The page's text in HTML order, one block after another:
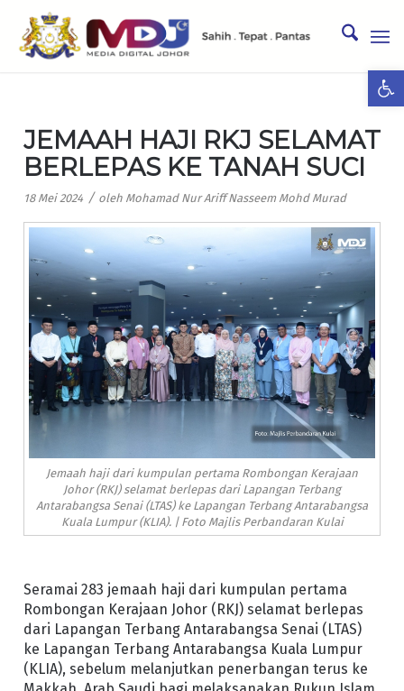
JEMAAH HAJI RKJ SELAMAT
BERLEPAS KE TANAH SUCI
18 Mei 2024 / oleh Mohamad Nur Ariff Nasseem Mohd Murad
Jemaah haji dari kumpulan pertama Rombongan Kerajaan
Johor (RKJ) selamat berlepas dari Lapangan Terbang
Antarabangsa Senai (LTAS) ke Lapangan Terbang Antarabangsa
Kuala Lumpur (KLIA). | Foto Majlis Perbandaran Kulai
Seramai 283 jemaah haji dari kumpulan pertama
Rombongan Kerajaan Johor (RKJ) selamat berlepas
dari Lapangan Terbang Antarabangsa Senai (LTAS)
ke Lapangan Terbang Antarabangsa Kuala Lumpur
(KLIA), sebelum melanjutkan penerbangan terus ke